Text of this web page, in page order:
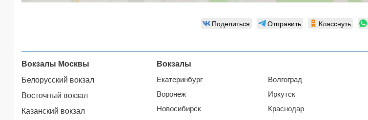
Поделиться Отправить Класснуть
Вокзалы Москвы
Белорусский вокзал
Восточный вокзал
Казанский вокзал
Вокзалы
Екатеринбург
Воронеж
Новосибирск
Волгоград
Иркутск
Краснодар